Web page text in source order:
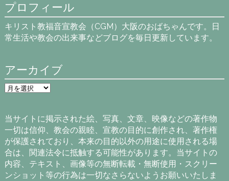
プロフィール
キリスト教福音宣教会（CGM）大阪のおばちゃんです。日
常生活や教会の出来事などブログを毎日更新しています。
アーカイブ
ア
ー
ブ
当サイトに掲示された絵、写真、文章、映像などの著作物
一切は信仰、教会の親睦、宣教の目的に創作され、著作権
が保護されており、本来の目的以外の用途に使用される場
合は、関連法令に抵触する可能性があります。当サイトの
内容、テキスト、画像等の無断転載・無断使用・スクリー
ンショット等の行為は一切なさらないようお願いいたしま